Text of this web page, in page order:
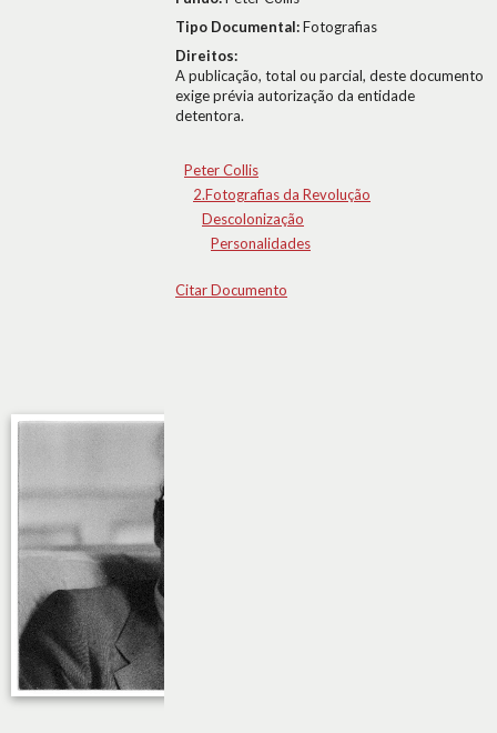
Tipo Documental:Fotografias
Direitos:
A publicação, total ou parcial, deste documento
exige prévia autorização da entidade
detentora.
Peter Collis
2.Fotografias da Revolução
Descolonização
Personalidades
Citar Documento